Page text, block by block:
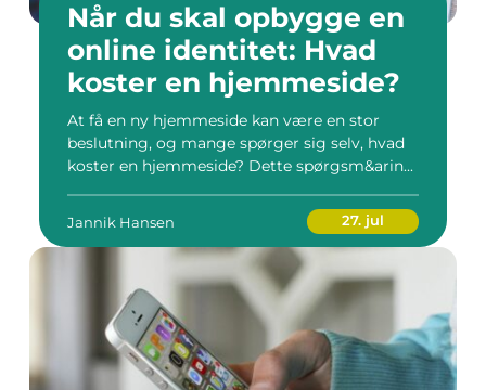
Når du skal opbygge en
online identitet: Hvad
koster en hjemmeside?
At få en ny hjemmeside kan være en stor
beslutning, og mange spørger sig selv, hvad
koster en hjemmeside? Dette spørgsm&arin...
Jannik Hansen 27. jul